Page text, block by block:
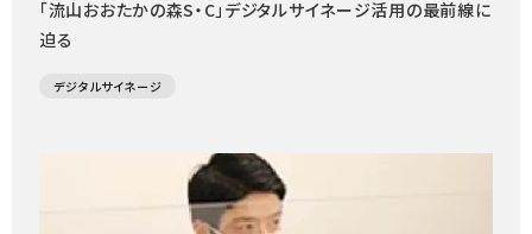
「流山おおたかの森S・C」デジタルサイネージ活用の最前線に
迫る
デジタルサイネージ